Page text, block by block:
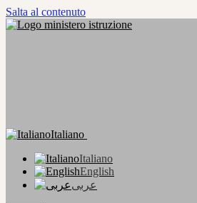
Salta al contenuto
Italiano
Italiano
English
عربى